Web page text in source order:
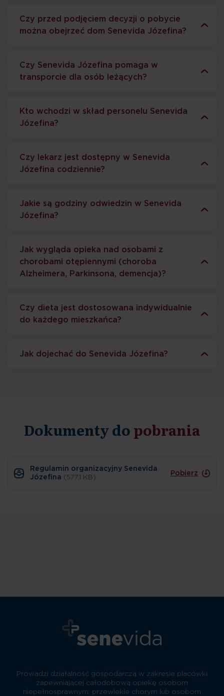
Czy przed podjęciem decyzji o pobycie
można obejrzeć dom Senevida Józefina?
Czy Senevida Józefina pomaga w
transporcie dla osób leżących?
Kto wchodzi w skład personelu Senevida
Józefina?
Czy lekarz jest dostępny w Senevida
Józefina codziennie?
Jakie są godziny odwiedzin w Senevida
Józefina?
Jak wygląda opieka nad osobami z
chorobami otępiennymi (choroba
Alzheimera, Parkinsona, demencja)?
Czy dieta jest dostosowana indywidualnie
do każdego mieszkańca?
Jak dojechać do Senevida Józefina?
Dokumenty dopobrania
Regulamin organizacyjny Senevida
Józefina (577,1 KB)
Pobierz
Prowadzi działalność gospodarczą w zakresie placówki
zapewniającej całodobową opiekę osobom
niepełnosprawnym, przewlekle chorym lub osobom